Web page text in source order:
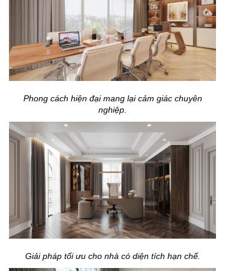
Phong cách hiện đại mang lại cảm giác chuyên
nghiệp.
Giải pháp tối ưu cho nhà có diện tích hạn chế.